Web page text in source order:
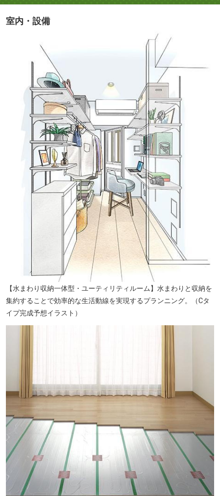
オーケー 川崎本町店（約580m／徒歩8分）※提供写真
食品館あおば 川崎富士見店（約640m／徒歩8分）
京急ストア 川崎店（約730m／徒歩10分）※提供写真
室内・設備
【水まわり収納一体型・ユーティリティルーム】水まわりと収納を
集約することで効率的な生活動線を実現するプランニング。（Cタ
イプ完成予想イラスト）